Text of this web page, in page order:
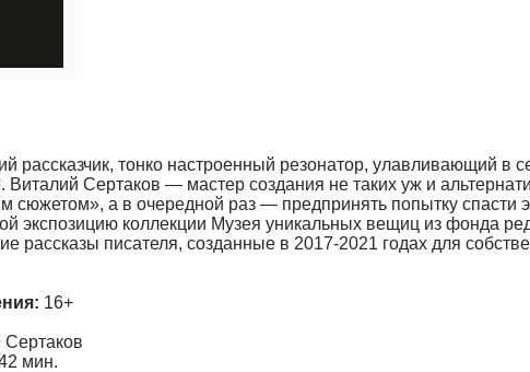
рассказчик, тонко настроенный резонатор, улавливающий в
Виталий Сертаков — мастер создания не таких уж и
сюжетом», а в очередной раз — предпринять попытку спасти
экспозицию коллекции Музея уникальных вещиц из фонда
рассказы писателя, созданные в 2017-2021 годах для
16+
Сертаков
мин.